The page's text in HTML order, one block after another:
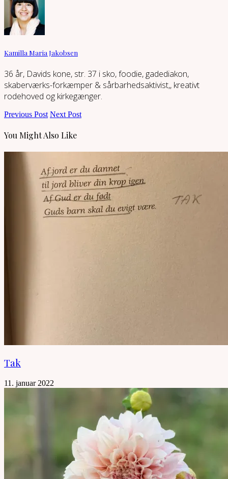
Kamilla Maria Jakobsen
36 år, Davids kone, str. 37 i sko, foodie, gadediakon,
skaberværks-forkæmper & sårbarhedsaktivist,, kreativt
rodehoved og kirkegænger.
Previous Post Next Post
You Might Also Like
Tak
11. januar 2022